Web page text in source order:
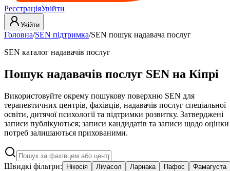
РеєстраціяУвійти
Увійти
Головна/SEN підтримка/SEN пошук надавача послуг
SEN каталог надавачів послуг
Пошук надавачів послуг SEN на Кіпрі
Використовуйте окрему пошукову поверхню SEN для
терапевтичних центрів, фахівців, надавачів послуг спеціальної
освіти, дитячої психології та підтримки розвитку. Затверджені
записи публікуються; записи кандидатів та записи щодо оцінки
потреб залишаються прихованими.
Швидкі фільтри: Нікосія Лімасол Ларнака Пафос
Фамагуста